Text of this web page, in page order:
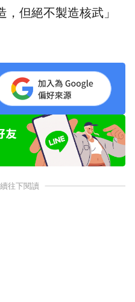
但絕不製造核武」
往下閱讀